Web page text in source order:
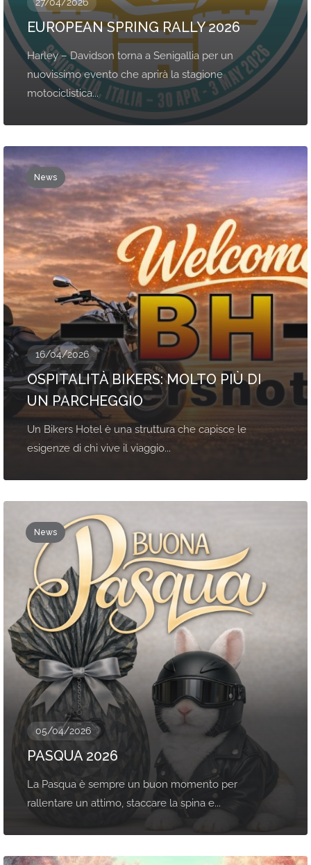
EUROPEAN SPRING RALLY 2026
Harley – Davidson torna a Senigallia per un
nuovissimo evento che aprirà la stagione
motociclistica...
News
16/04/2026
OSPITALITÀ BIKERS: MOLTO PIÙ DI
UN PARCHEGGIO
Un Bikers Hotel è una struttura che capisce le
esigenze di chi vive il viaggio...
News
05/04/2026
PASQUA 2026
La Pasqua è sempre un buon momento per
rallentare un attimo, staccare la spina e...